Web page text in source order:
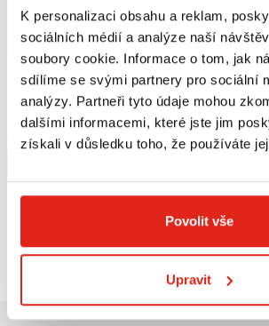
K personalizaci obsahu a reklam,
sociálních médií a analýze naší
soubory cookie. Informace o tom, jak
sdílíme se svými partnery pro sociální
analýzy. Partneři tyto údaje mohou
dalšími informacemi, které jste jim
získali v důsledku toho, že používáte
Povolit vše
Upravit
139 Kč s DPH
QUATTROERRE NÁLEPKY HONDA 2
Na objednávku